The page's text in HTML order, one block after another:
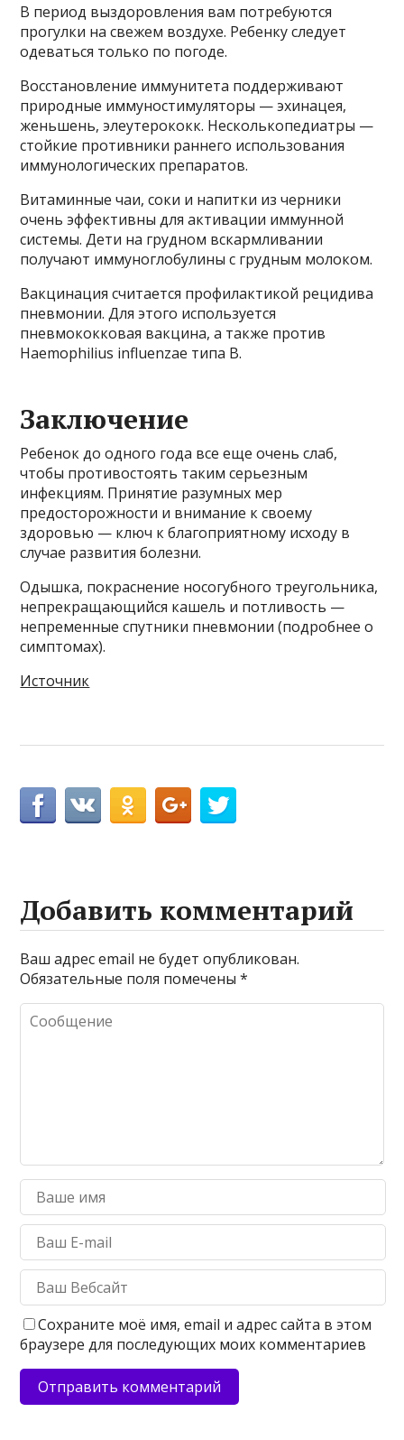
В период выздоровления вам потребуются
прогулки на свежем воздухе. Ребенку следует
одеваться только по погоде.
Восстановление иммунитета поддерживают
природные иммуностимуляторы — эхинацея,
женьшень, элеутерококк. Несколькопедиатры —
стойкие противники раннего использования
иммунологических препаратов.
Витаминные чаи, соки и напитки из черники
очень эффективны для активации иммунной
системы. Дети на грудном вскармливании
получают иммуноглобулины с грудным молоком.
Вакцинация считается профилактикой рецидива
пневмонии. Для этого используется
пневмококковая вакцина, а также против
Haemophilius influenzae типа B.
Заключение
Ребенок до одного года все еще очень слаб,
чтобы противостоять таким серьезным
инфекциям. Принятие разумных мер
предосторожности и внимание к своему
здоровью — ключ к благоприятному исходу в
случае развития болезни.
Одышка, покраснение носогубного треугольника,
непрекращающийся кашель и потливость —
непременные спутники пневмонии (подробнее о
симптомах).
Источник
Добавить комментарий
Ваш адрес email не будет опубликован.
Обязательные поля помечены*
Сохраните моё имя, email и адрес сайта в этом
браузере для последующих моих комментариев